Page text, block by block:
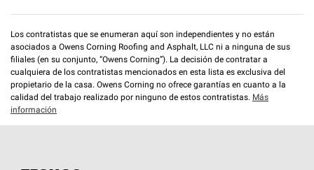
Los contratistas que se enumeran aquí son independientes y no están
asociados a Owens Corning Roofing and Asphalt, LLC ni a ninguna de sus
filiales (en su conjunto, “Owens Corning”). La decisión de contratar a
cualquiera de los contratistas mencionados en esta lista es exclusiva del
propietario de la casa. Owens Corning no ofrece garantías en cuanto a la
calidad del trabajo realizado por ninguno de estos contratistas. Más
información